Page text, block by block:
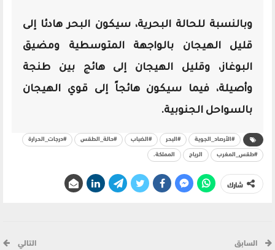
وبالنسبة للحالة البحرية، سيكون البحر هادئا إلى
قليل الهيجان بالواجهة المتوسطية ومضيق
البوغاز، وقليل الهيجان إلى هائج بين طنجة
وأصيلة، فيما سيكون هائجاً إلى قوي الهيجان
بالسواحل الجنوبية.
#الأرصاد_الجوية #البحر #الضباب #حالة_الطقس #درجات_الحرارة
#طقس_المغرب الرياح المملكة.
شارك
السابق التالي